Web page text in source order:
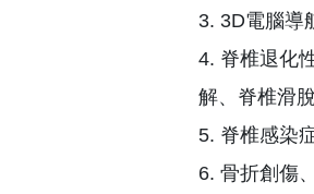
3. 3D電腦導
4. 脊椎退化
解、脊椎滑
5. 脊椎感染
6. 骨折創傷